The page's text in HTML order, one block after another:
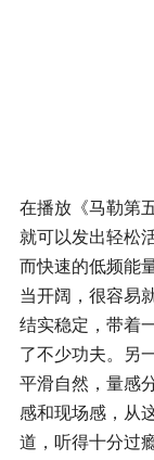
在播放《马勒第
就可以发出轻松
而快速的低频能
当开阔，很容易
结实稳定，带着
了不少功夫。另
平滑自然，量感
感和现场感，从
道，听得十分过瘾